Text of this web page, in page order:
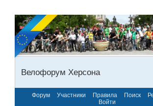
Велофорум Херсона
Форум Участники Правила Поиск
Войти